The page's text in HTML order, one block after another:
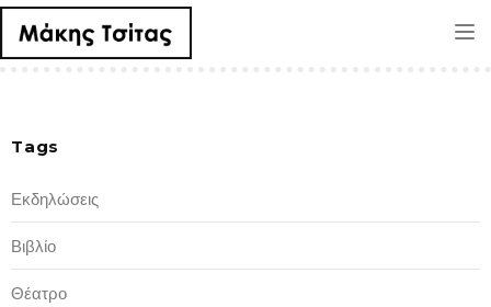
Tags
Εκδηλώσεις
Βιβλίο
Θέατρο